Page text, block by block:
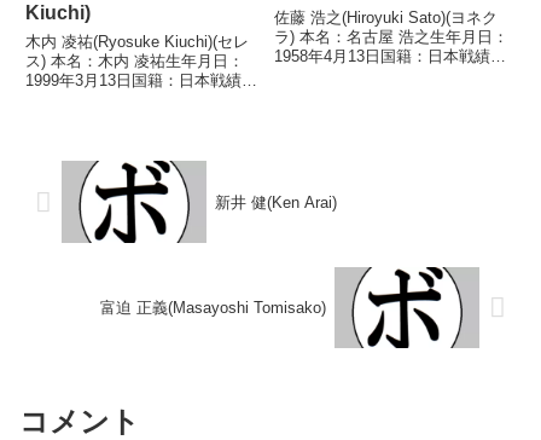
Kiuchi)
木内 凌祐(Ryosuke Kiuchi)(セレ
ス) 本名：木内 凌祐生年月日：
1999年3月13日国籍：日本戦績：
38、38-38、...
佐藤 浩之(Hiroyuki Sato)(ヨネク
ラ) 本名：名古屋 浩之生年月日：
1958年4月13日国籍：日本戦績：
新井 健(Ken Arai)
富迫 正義(Masayoshi Tomisako)
コメント